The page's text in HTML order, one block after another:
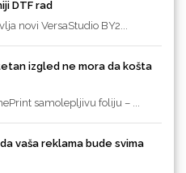
DTF rad
novi VersaStudio BY2...
izgled ne mora da košta
samolepljivu foliju – ...
vaša reklama bude svima